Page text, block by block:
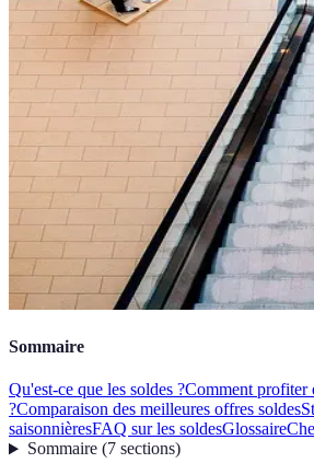
Sommaire
Qu'est-ce que les soldes ?Comment profiter
?Comparaison des meilleures offres soldes
saisonnièresFAQ sur les soldesGlossaire
Sommaire(7 sections)